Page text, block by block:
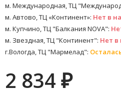
м. Международная, ТЦ
м. Автово, ТЦ «Континент»: Нет в
м. Купчино, ТЦ "Балкания NOVA":
м. Звездная, ТЦ "Континент": Нет
г.Вологда, ТЦ "Мармелад":
2 834 ₽